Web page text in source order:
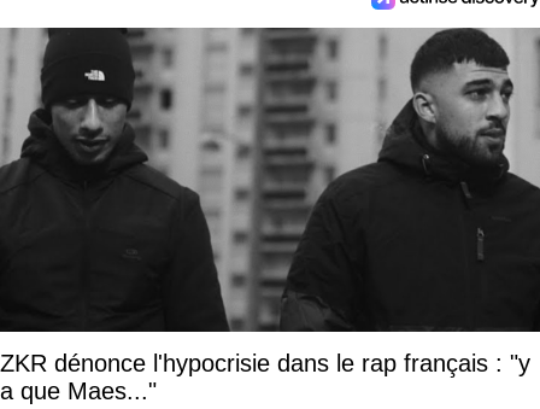
ZKR dénonce l'hypocrisie dans le rap français : "y
a que Maes..."